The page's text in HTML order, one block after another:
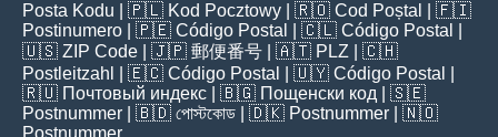
Posta Kodu | 🇵🇱 Kod Pocztowy | 🇷🇴 Cod Poștal
| 🇫🇮
Postinumero | 🇵🇪 Código Postal | 🇨🇱 Código Postal
🇺🇸 ZIP Code | 🇯🇵 郵便番号 | 🇦🇹 PLZ | 🇨🇭
Postleitzahl
| 🇪🇨 Código Postal | 🇺🇾 Código Postal
🇷🇺 Почтовый индекс | 🇧🇬 Пощенски код | 🇸🇪
Postnummer | 🇧🇩 পোস্টকোড | 🇩🇰 Postnummer | 🇳🇴